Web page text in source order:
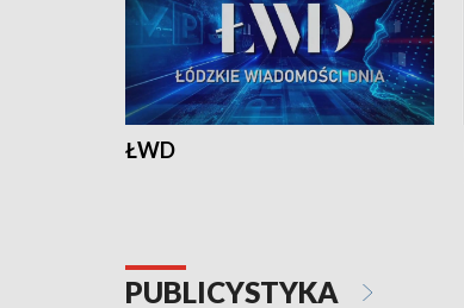
ŁWD
PUBLICYSTYKA